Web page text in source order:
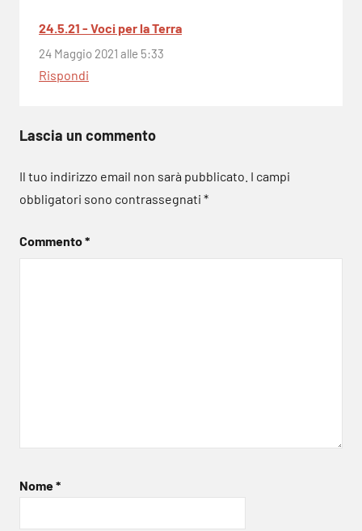
24.5.21 - Voci per la Terra
24 Maggio 2021 alle 5:33
Rispondi
Lascia un commento
Il tuo indirizzo email non sarà pubblicato. I campi
obbligatori sono contrassegnati *
Commento*
Nome*